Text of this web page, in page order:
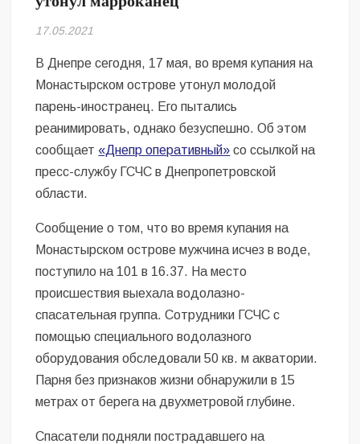
Безугла закликає валити Сирського
сучасну моду
Командувач ВМС Неїжпапа закликав не дестабілізувати ситуацію
навколо керівництва армії
17.05.2021
В Днепре сегодня, 17 мая, во время купания на
Монастырском острове утонул молодой
парень-иностранец. Его пытались
реанимировать, однако безуспешно. Об этом
сообщает «Днепр оперативный» со ссылкой на
пресс-службу ГСЧС в Днепропетровской
области.
Сообщение о том, что во время купания на
Монастырском острове мужчина исчез в воде,
поступило на 101 в 16.37. На место
происшествия выехала водолазно-
спасательная группа. Сотрудники ГСЧС с
помощью специального водолазного
оборудования обследовали 50 кв. м акватории.
Парня без признаков жизни обнаружили в 15
метрах от берега на двухметровой глубине.
Спасатели подняли пострадавшего на